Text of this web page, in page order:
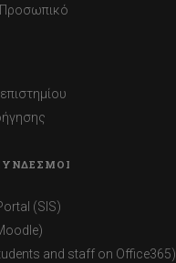
Προσωπικό
(SIS)
and staff on Office365)